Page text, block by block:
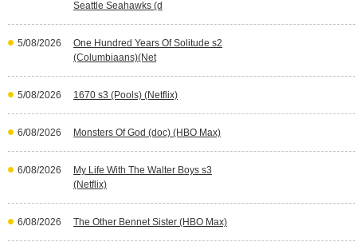
Seattle Seahawks (d
5/08/2026
One Hundred Years Of Solitude s2
(Columbiaans)(Net
5/08/2026 1670 s3 (Pools) (Netflix)
6/08/2026 Monsters Of God (doc) (HBO Max)
6/08/2026
My Life With The Walter Boys s3
(Netflix)
6/08/2026 The Other Bennet Sister (HBO Max)